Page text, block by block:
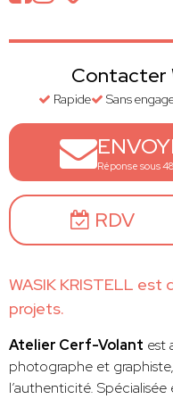
Contacter
Rapide Sans
Réponse sous
RDV
WASIK KRISTELL
projets.
Atelier Cerf-Volant est
photographe et graphiste,
l’authenticité.